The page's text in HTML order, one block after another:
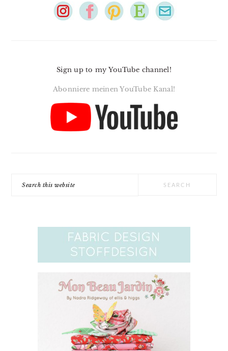
Sign up to my YouTube channel!
Abonniere meinen YouTube Kanal!